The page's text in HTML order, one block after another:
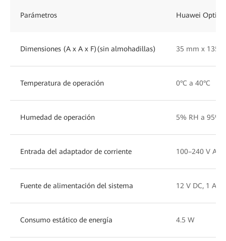
Parámetros Huawei
Dimensiones (A x A x F)(sin almohadillas) 35 mm x 135
Temperatura de operación 0°C a 40°C
Humedad de operación 5% RH a 95%
Entrada del adaptador de corriente 100–240 V
Fuente de alimentación del sistema 12 V DC, 1 A
Consumo estático de energía 4.5 W